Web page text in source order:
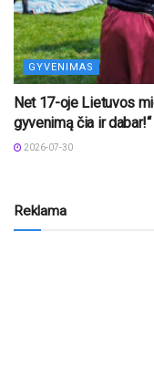
GYVENIMAS
Net 17-oje Lietuvos
gyvenimą čia ir dabar!“
2026-07-30
Reklama